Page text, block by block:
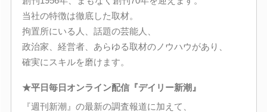
当社の特徴は徹底した取材。
拘置所にいる人、話題の芸能人、
政治家、経営者、あらゆる取材のノウハウがあり、
確実にスキルを磨けます。
★平日毎日オンライン配信『デイリー新潮』
『週刊新潮』の最新の調査報道に加えて、